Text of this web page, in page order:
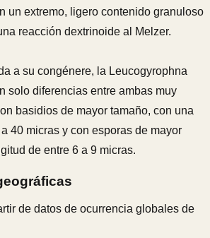
un extremo, ligero contenido granuloso
reacción dextrinoide al Melzer.
a su congénere, la Leucogyrophna
solo diferencias entre ambas muy
basidios de mayor tamaño, con una
40 micras y con esporas de mayor
de entre 6 a 9 micras.
de datos de ocurrencia globales de